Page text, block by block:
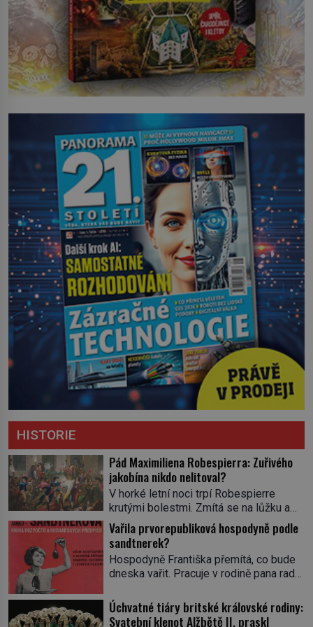
HISTORIE
Pád Maximiliena Robespierra: Zuřivého
jakobína nikdo nelitoval?
V horké letní noci trpí Robespierre
krutými bolestmi. Zmítá se na lůžku a
hlavou mu víří kolotoč myšlenek. Když
se probere z mdlob, vzpomene si na
jednu z pařížských jasnovidek, kterou
před lety navštívil. Prorokovala mu
tragický osud. Tehdy se jí vysmál.
prohlásil o něm jiný významný
francouzský revolucionář, Honoré de
Vařila prvorepubliková hospodyně podle
sandtnerek?
Hospodyně Františka přemítá, co bude
dneska vařit. Pracuje v rodině pana rady
rychle v jedné ze „sandtnerek“.
„Zaplaťpánbůh, že už nemusíme chodit
Úchvatné tiáry britské královské rodiny:
Svatební klenot Alžbětě II. praskl